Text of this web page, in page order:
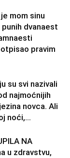
mom sinu
dvanaest
pravim
su svi nazivali
najmoćnijih
novca. Ali
noći,...
NA
u zdravstvu,